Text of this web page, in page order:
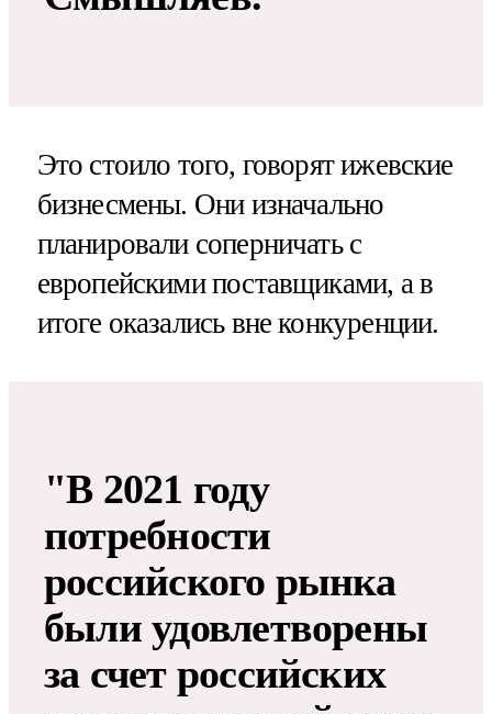
Это стоило того, говорят ижевские
бизнесмены. Они изначально
планировали соперничать с
европейскими поставщиками, а в
итоге оказались вне конкуренции.
"В 2021 году
потребности
российского рынка
были удовлетворены
за счет российских